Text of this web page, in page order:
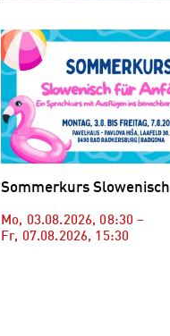
Sommerkurs Slowenisch
Mo, 03.08.2026, 08:30 –
Fr, 07.08.2026, 15:30